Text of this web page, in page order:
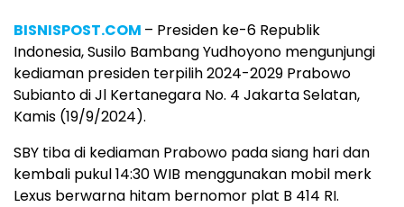
BISNISPOST.COM – Presiden ke-6 Republik
Indonesia, Susilo Bambang Yudhoyono mengunjungi
kediaman presiden terpilih 2024-2029 Prabowo
Subianto di Jl Kertanegara No. 4 Jakarta Selatan,
Kamis (19/9/2024).
SBY tiba di kediaman Prabowo pada siang hari dan
kembali pukul 14:30 WIB menggunakan mobil merk
Lexus berwarna hitam bernomor plat B 414 RI.